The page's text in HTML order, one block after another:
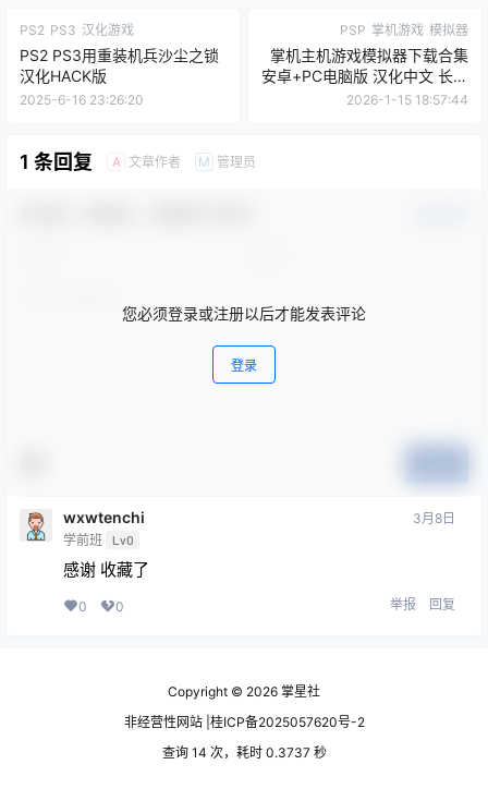
PS2 PS3 汉化游戏
PS2 PS3用重装机兵沙尘之锁
汉化HACK版
2025-6-16 23:26:20
PSP 掌机游戏 模拟器
掌机主机游戏模拟器下载合集
安卓+PC电脑版 汉化中文 长期
更新
2026-1-15 18:57:44
1 条回复 A 文章作者 M 管理员
您必须登录或注册以后才能发表评论
登录
wxwtenchi
学前班 Lv0
3月8日
感谢 收藏了
0 0 举报 回复
Copyright © 2026 掌星社
非经营性网站 |桂ICP备2025057620号-2
查询 14 次，耗时 0.3737 秒